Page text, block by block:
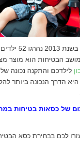
לפי אירגון
הבטיחות הוא מוצר
לילדכם והתקנה נכונה
הדרך הנכונה ביותר
של כסאות בטיחות